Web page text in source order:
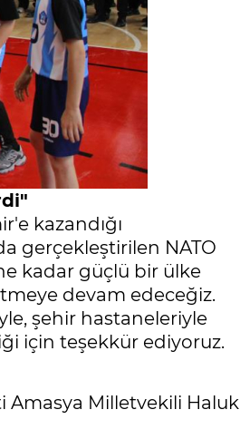
kazandığı
gerçekleştirilen NATO
kadar güçlü bir ülke
devam edeceğiz.
şehir hastaneleriyle
için teşekkür ediyoruz.
Amasya Milletvekili Haluk